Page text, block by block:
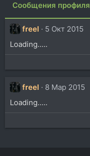
Сообщения профиля
freel
5 Окт 2015
Loading.....
freel
8 Мар 2015
Loading.....